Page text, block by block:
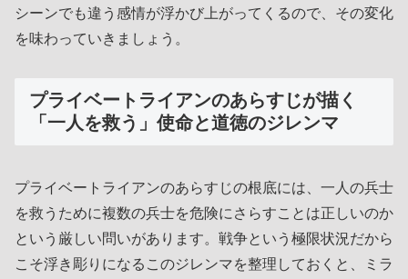
シーンでも違う感情が浮かび上がってくるので、その変化
を味わっていきましょう。
プライベートライアンのあらすじが描く
「一人を救う」使命と道徳のジレンマ
プライベートライアンのあらすじの根底には、一人の兵士
を救うために複数の兵士を危険にさらすことは正しいのか
という厳しい問いがあります。戦争という極限状況だから
こそ浮き彫りになるこのジレンマを整理しておくと、ミラ